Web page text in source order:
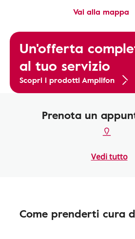
Vai alla mappa
Un'offerta
al tuo servizio
Scopri i prodotti Amplifon
Prenota un
Vedi tutto
Come prenderti cura